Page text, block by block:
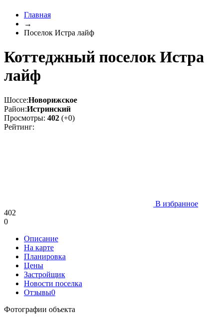
Главная
→
Поселок Истра лайф
Коттеджный поселок Истра
лайф
Шоссе:Новорижское
Район:Истринский
Просмотры: 402 (+0)
Рейтинг:
В избранное
402
0
Описание
На карте
Планировка
Цены
Застройщик
Новости поселка
Отзывы0
Фотографии объекта